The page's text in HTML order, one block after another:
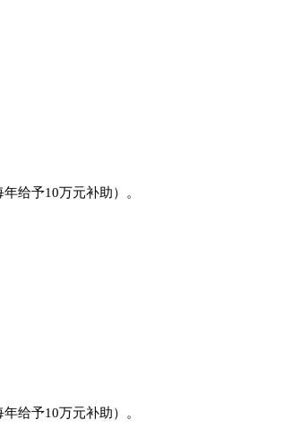
年给予10万元补助）。
年给予10万元补助）。